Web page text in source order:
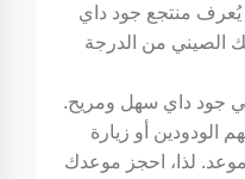
منتجع جود داي
الصيني من الدرجة
جود داي سهل ومريح.
الودودين أو زيارة
لذا، احجز موعدك